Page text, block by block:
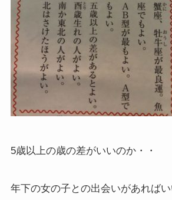
5歳以上の歳の差がいいのか・・
年下の女の子との出会いがあればい